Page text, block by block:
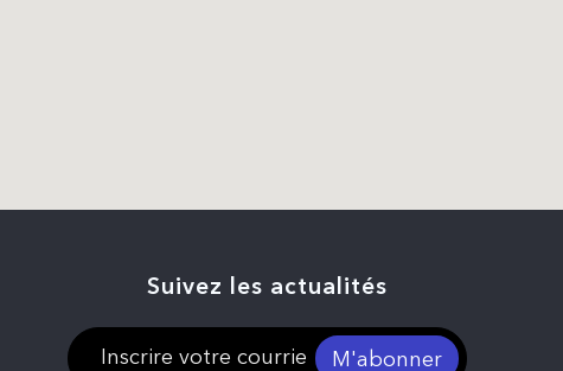
Suivez les actualités
M'abonner